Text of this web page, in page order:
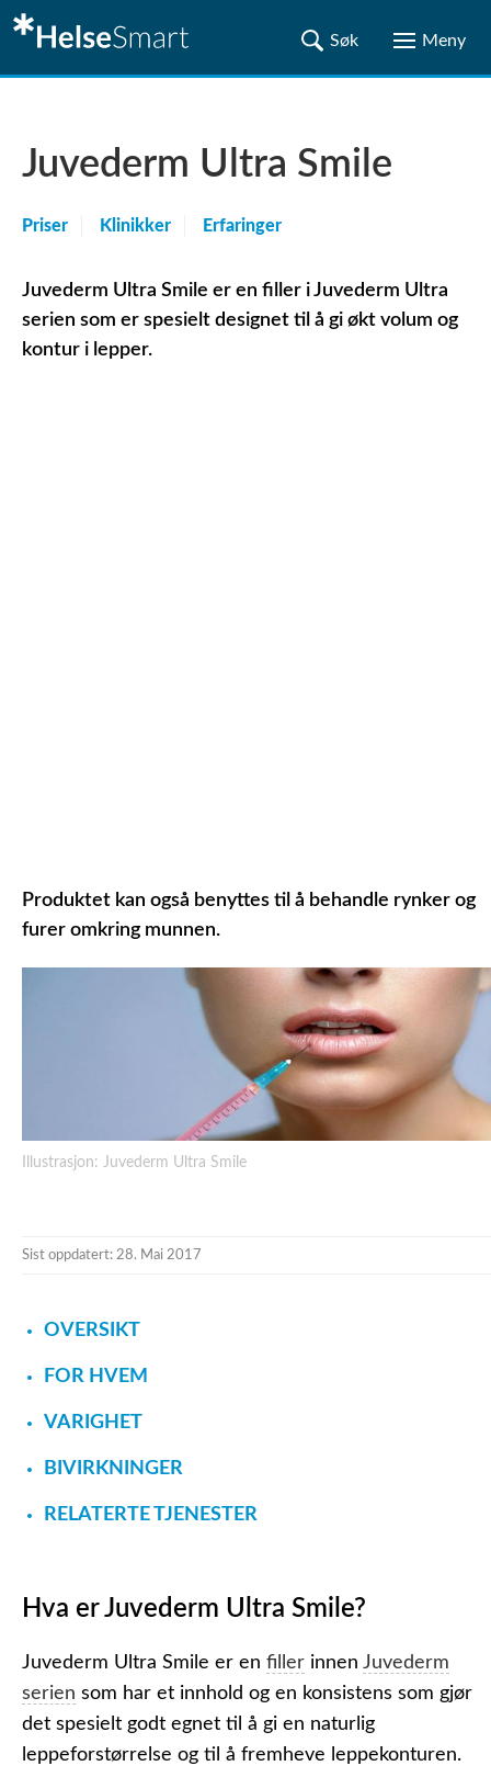
Juvederm Ultra Smile
Priser Klinikker Erfaringer
Juvederm Ultra Smile er en filler i Juvederm Ultra
serien som er spesielt designet til å gi økt volum og
kontur i lepper.
Produktet kan også benyttes til å behandle rynker og
furer omkring munnen.
Illustrasjon: Juvederm Ultra Smile
Sist oppdatert: 28. Mai 2017
OVERSIKT
FOR HVEM
VARIGHET
BIVIRKNINGER
RELATERTE TJENESTER
Hva er Juvederm Ultra Smile?
Juvederm Ultra Smile er en filler innen Juvederm
serien som har et innhold og en konsistens som gjør
det spesielt godt egnet til å gi en naturlig
leppeforstørrelse og til å fremheve leppekonturen.